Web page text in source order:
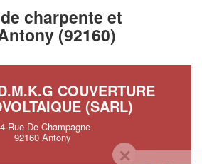
charpente et
(92160)
COUVERTURE
(SARL)
Rue De Champagne
92160 Antony